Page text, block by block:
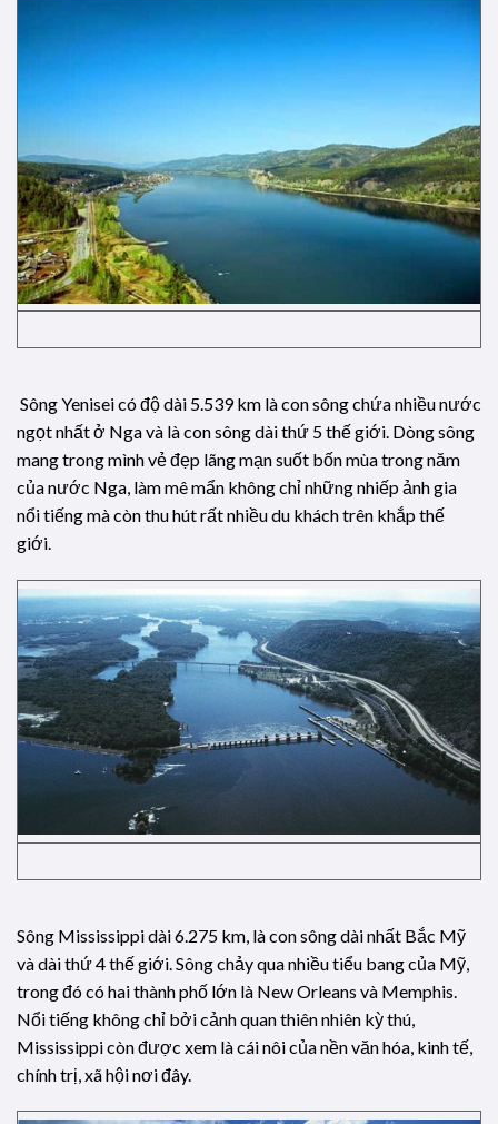
Sông Yenisei có độ dài 5.539 km là con sông chứa nhiều nước
ngọt nhất ở Nga và là con sông dài thứ 5 thế giới. Dòng sông
mang trong mình vẻ đẹp lãng mạn suốt bốn mùa trong năm
của nước Nga, làm mê mẩn không chỉ những nhiếp ảnh gia
nổi tiếng mà còn thu hút rất nhiều du khách trên khắp thế
giới.
Sông Mississippi dài 6.275 km, là con sông dài nhất Bắc Mỹ
và dài thứ 4 thế giới. Sông chảy qua nhiều tiểu bang của Mỹ,
trong đó có hai thành phố lớn là New Orleans và Memphis.
Nổi tiếng không chỉ bởi cảnh quan thiên nhiên kỳ thú,
Mississippi còn được xem là cái nôi của nền văn hóa, kinh tế,
chính trị, xã hội nơi đây.